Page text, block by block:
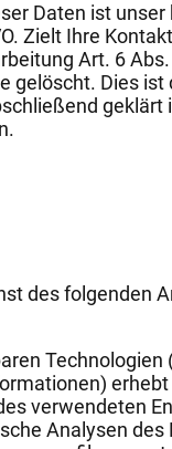
Daten ist
Zielt Ihre
Art. 6
gelöscht. Dies
des folgenden
verwendeten
Analysen